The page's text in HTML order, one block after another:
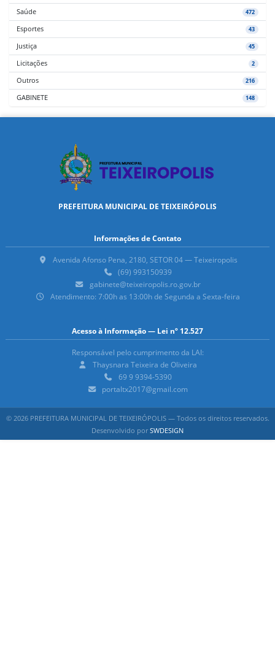
Saúde 472
Esportes 43
Justiça 45
Licitações 2
Outros 216
GABINETE 148
PREFEITURA MUNICIPAL DE TEIXEIRÓPOLIS
Informações de Contato
Avenida Afonso Pena, 2180, SETOR 04 — Teixeiropolis
(69) 993150939
gabinete@teixeiropolis.ro.gov.br
Atendimento: 7:00h as 13:00h de Segunda a Sexta-feira
Acesso à Informação — Lei nº 12.527
Responsável pelo cumprimento da LAI:
Thaysnara Teixeira de Oliveira
69 9 9394-5390
portaltx2017@gmail.com
© 2026 PREFEITURA MUNICIPAL DE TEIXEIRÓPOLIS — Todos os direitos reservados.
Desenvolvido porSWDESIGN